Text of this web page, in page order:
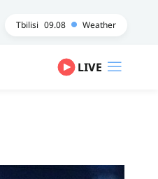
Tbilisi 09.08 Weather
LIVE